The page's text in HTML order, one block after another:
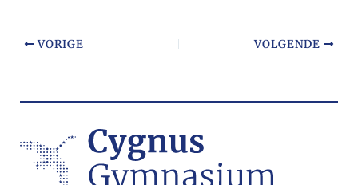
VORIGE VOLGENDE